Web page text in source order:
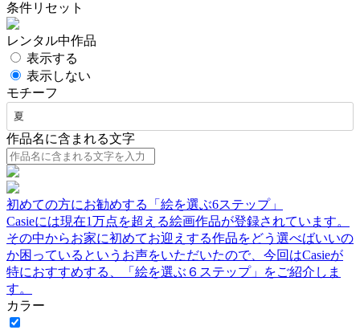
条件リセット
レンタル中作品
表示する
表示しない
モチーフ
夏
作品名に含まれる文字
初めての方にお勧めする「絵を選ぶ6ステップ」
Casieには現在1万点を超える絵画作品が登録されています。
その中からお家に初めてお迎えする作品をどう選べばいいの
か困っているというお声をいただいたので、今回はCasieが
特におすすめする、「絵を選ぶ６ステップ」をご紹介しま
す。
カラー